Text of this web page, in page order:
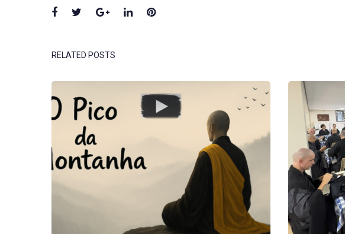
Facebook
TwitterGoogle+LinkedInPinterest
RELATED POSTS